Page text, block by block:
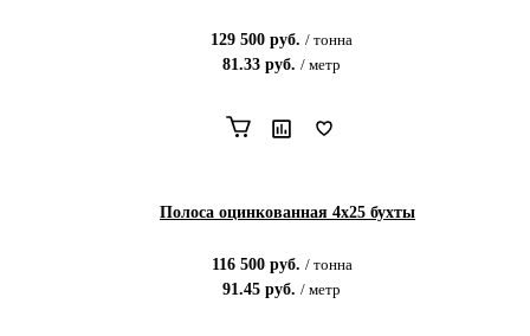
129 500 руб. / тонна
81.33 руб. / метр
Полоса оцинкованная 4х25 бухты
116 500руб. / тонна
91.45 руб. / метр